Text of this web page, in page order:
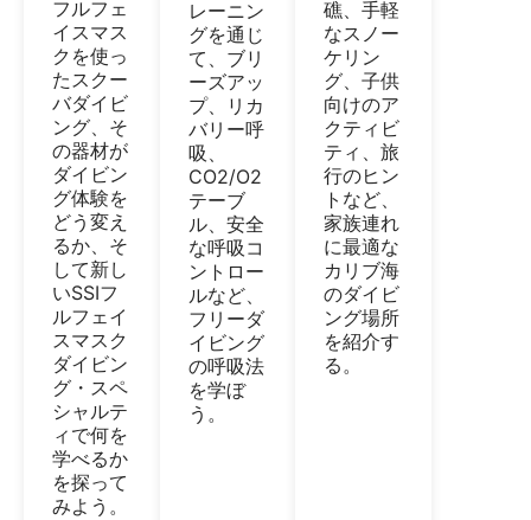
フルフェ
イスマス
クを使っ
たスクー
バダイビ
ング、そ
の器材が
ダイビン
グ体験を
どう変え
るか、そ
して新し
いSSIフ
ルフェイ
スマスク
ダイビン
グ・スペ
シャルテ
ィで何を
学べるか
を探って
みよう。
レーニン
グを通じ
て、ブリ
ーズアッ
プ、リカ
バリー呼
吸、
CO2/O2
テーブ
ル、安全
な呼吸コ
ントロー
ルなど、
フリーダ
イビング
の呼吸法
を学ぼ
う。
礁、手軽
なスノー
ケリン
グ、子供
向けのア
クティビ
ティ、旅
行のヒン
トなど、
家族連れ
に最適な
カリブ海
のダイビ
ング場所
を紹介す
る。